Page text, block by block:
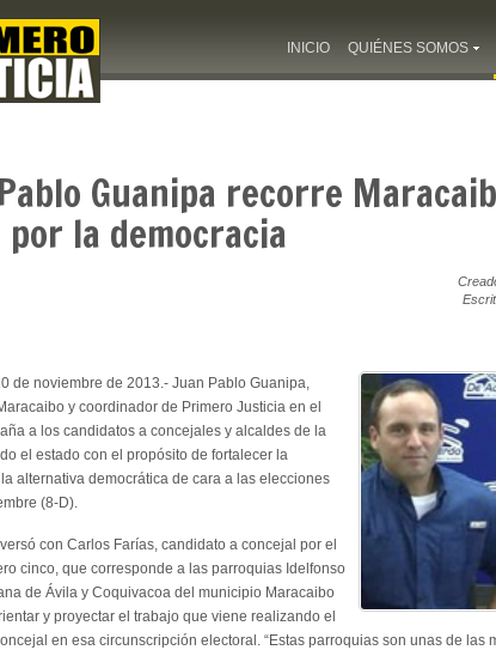
INICIO QUIÉNES SOMOS
Guanipa recorre
la democracia
de noviembre de 2013.- Juan Pablo Guanipa,
y coordinador de Primero Justicia en el
a los candidatos a concejales y alcaldes de la
el estado con el propósito de fortalecer la
alternativa democrática de cara a las elecciones
(8-D).
con Carlos Farías, candidato a concejal por el
cinco, que corresponde a las parroquias Idelfonso
de Ávila y Coquivacoa del municipio Maracaibo
y proyectar el trabajo que viene realizando el
en esa circunscripción electoral. “Estas parroquias son unas de las